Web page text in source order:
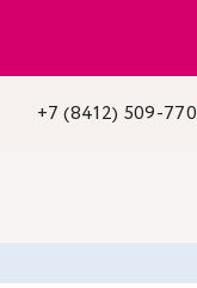
+7 (8412) 509-770